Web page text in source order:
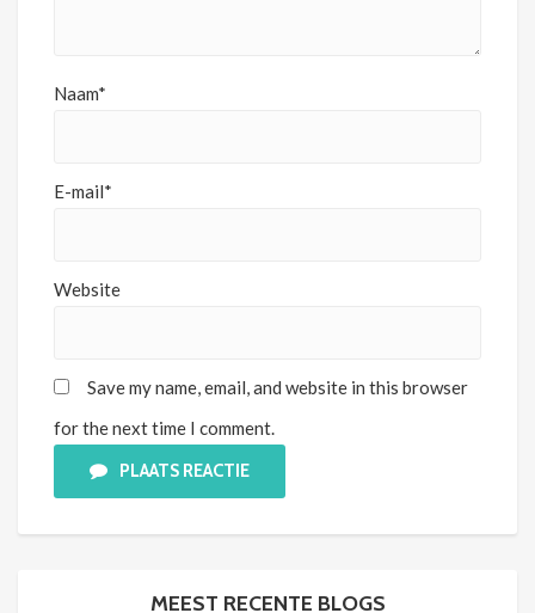
Naam*
E-mail*
Website
Save my name, email, and website in this browser
for the next time I comment.
PLAATS REACTIE
MEEST RECENTE BLOGS